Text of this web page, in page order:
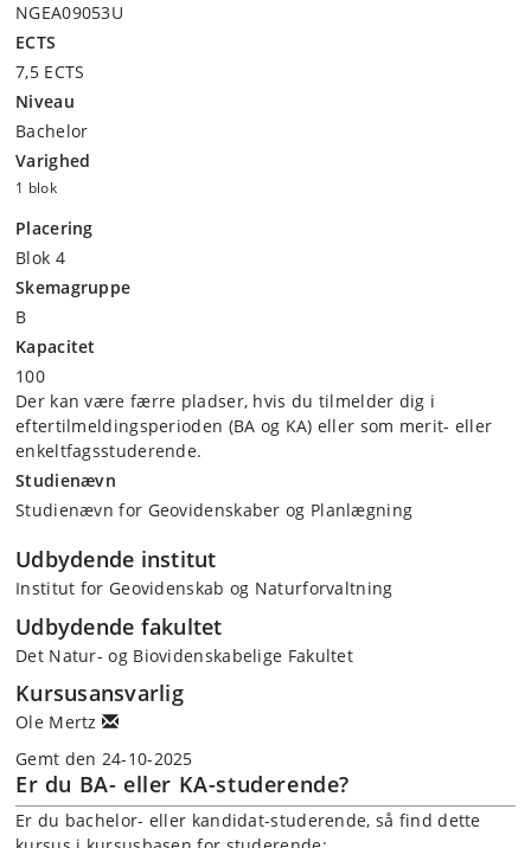
NGEA09053U
ECTS
7,5 ECTS
Niveau
Bachelor
Varighed
1 blok
Placering
Blok 4
Skemagruppe
B
Kapacitet
100
Der kan være færre pladser, hvis du tilmelder dig i
eftertilmeldingsperioden (BA og KA) eller som merit- eller
enkeltfagsstuderende.
Studienævn
Studienævn for Geovidenskaber og Planlægning
Udbydende institut
Institut for Geovidenskab og Naturforvaltning
Udbydende fakultet
Det Natur- og Biovidenskabelige Fakultet
Kursusansvarlig
Ole Mertz
Gemt den 24-10-2025
Er du BA- eller KA-studerende?
Er du bachelor- eller kandidat-studerende, så find dette